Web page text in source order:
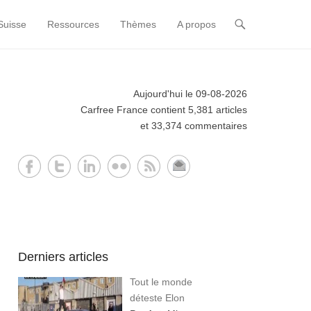
Ressources Thèmes A propos
Aujourd'hui le 09-08-2026
Carfree France contient 5,381 articles
et 33,374 commentaires
Derniers articles
Tout le monde
déteste Elon